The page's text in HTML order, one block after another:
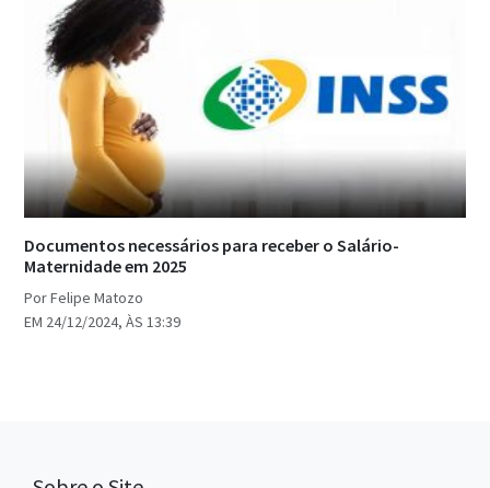
Documentos necessários para receber o Salário-
Maternidade em 2025
Por Felipe Matozo
EM 24/12/2024, ÀS 13:39